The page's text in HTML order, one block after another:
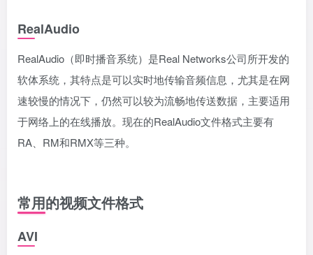
RealAudio
RealAudio（即时播音系统）是Real Networks公司所开发的
软体系统，其特点是可以实时地传输音频信息，尤其是在网
速较慢的情况下，仍然可以较为流畅地传送数据，主要适用
于网络上的在线播放。现在的RealAudio文件格式主要有
RA、RM和RMX等三种。
常用的视频文件格式
AVI